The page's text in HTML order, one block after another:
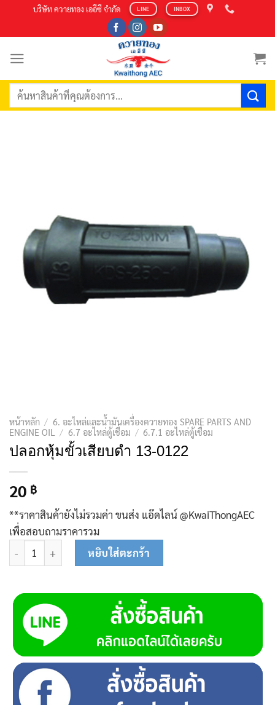
content
บริษัท ควายทอง เออีซี จำกัด LINE INBOX
ค้นหา:
หน้าหลัก / 6. อะไหล่และน้ำมันเครื่องควายทอง SPARE PARTS AND
ENGINE OIL
/ 6.7 อะไหล่ตู้เชื่อม / 6.7.1 อะไหล่ตู้เชื่อม
ปลอกหุ้มขั้วเสียบดำ 13-0122
20 ฿
**ราคาสินค้ายังไม่รวมค่า ขนส่ง แอ๊ดไลน์ @KwaiThongAEC
เพื่อสอบถามราคารวม
จำนวน ปลอกหุ้มขั้วเสียบดำ 13-0122 ชิ้น
หยิบใส่ตะกร้า